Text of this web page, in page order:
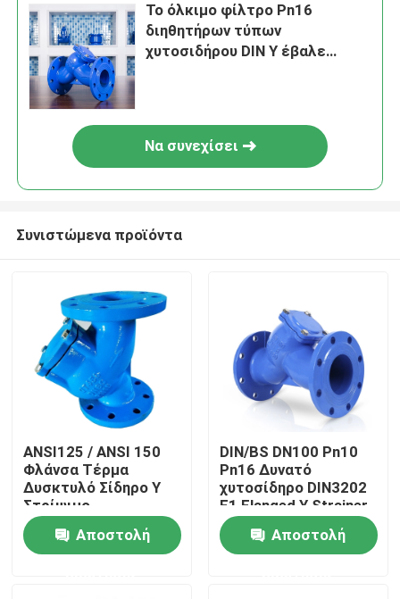
Σπίτι
Προϊόντα
Το όλκιμο φίλτρο Pn16
διηθητήρων τύπων
χυτοσιδήρου DIN Υ έβαλε
Να συνεχίσει
Συνιστώμενα προϊόντα
ANSI125 / ANSI 150
Φλάνσα Τέρμα
Δυσκτυλό Σίδηρο Y
Στρίψιμο
Αποστολή
DIN/BS DN100 Pn10
Pn16 Δυνατό
χυτοσίδηρο DIN3202
F1 Flanged Y Strainer
Αποστολή